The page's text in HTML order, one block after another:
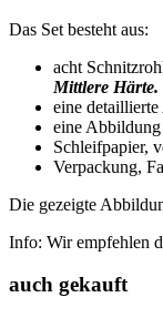
Das Set besteht aus:
acht
Mittlere Härte.
eine
eine Abbildung
Schleifpapier,
Verpackung,
Die gezeigte
Info: Wir empfehlen
auch gekauft